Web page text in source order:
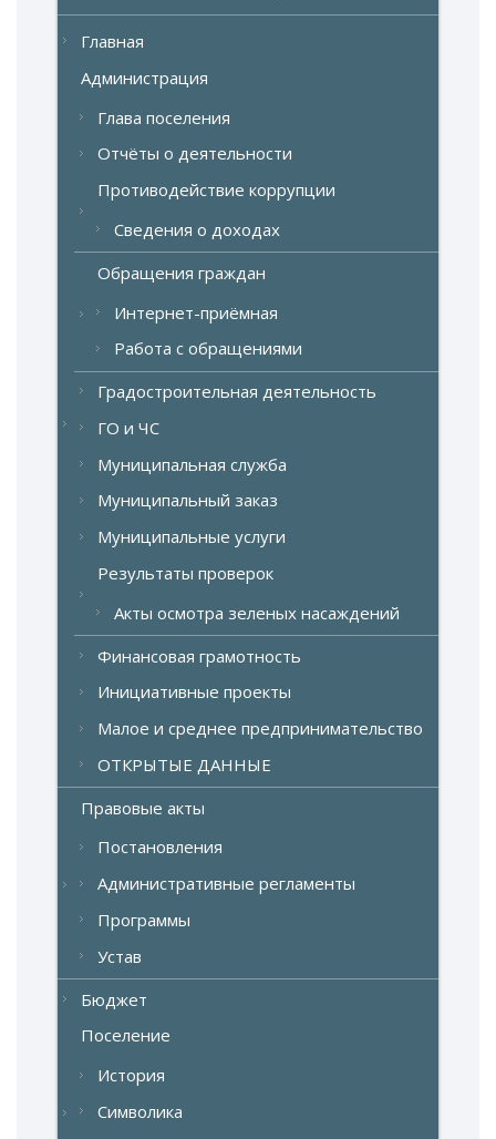
Главная
Администрация
Глава поселения
Отчёты о деятельности
Противодействие коррупции
Сведения о доходах
Обращения граждан
Интернет-приёмная
Работа с обращениями
Градостроительная деятельность
ГО и ЧС
Муниципальная служба
Муниципальный заказ
Муниципальные услуги
Результаты проверок
Акты осмотра зеленых насаждений
Финансовая грамотность
Инициативные проекты
Малое и среднее предпринимательство
ОТКРЫТЫЕ ДАННЫЕ
Правовые акты
Постановления
Административные регламенты
Программы
Устав
Бюджет
Поселение
История
Символика